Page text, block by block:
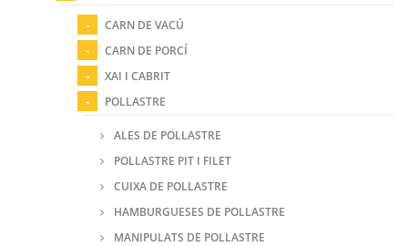
CARN DE VACÚ
CARN DE PORCÍ
XAI I CABRIT
POLLASTRE
ALES DE POLLASTRE
POLLASTRE PIT I FILET
CUIXA DE POLLASTRE
HAMBURGUESES DE POLLASTRE
MANIPULATS DE POLLASTRE